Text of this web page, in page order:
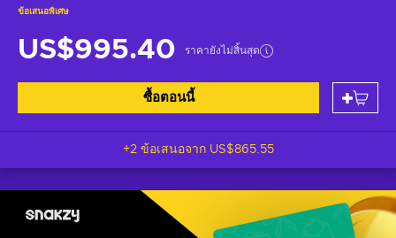
ข้อเสนอพิเศษ
US$995.40 ราคายังไม่สิ้นสุด
ซื้อตอนนี้
+2 ข้อเสนอจาก US$865.55